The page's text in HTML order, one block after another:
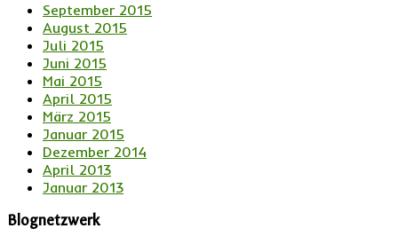
September 2015
August 2015
Juli 2015
Juni 2015
Mai 2015
April 2015
März 2015
Januar 2015
Dezember 2014
April 2013
Januar 2013
Blognetzwerk